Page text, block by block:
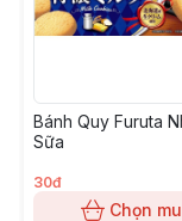
Bánh Quy Furuta
Sữa
30đ
Chọn